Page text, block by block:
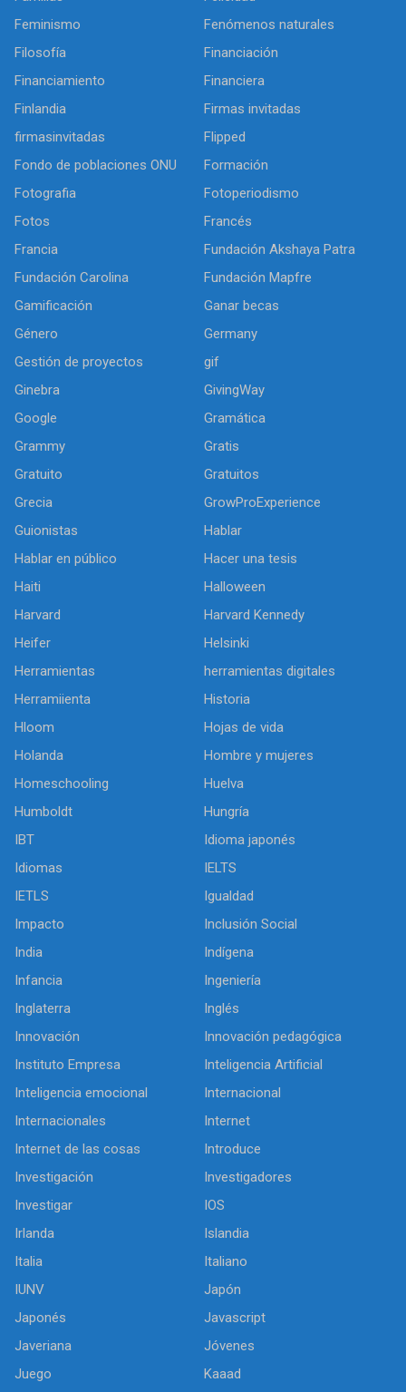
Feminismo
Fenómenos naturales
Filosofía
Financiación
Financiamiento
Financiera
Finlandia
Firmas invitadas
firmasinvitadas
Flipped
Fondo de poblaciones ONU
Formación
Fotografia
Fotoperiodismo
Fotos
Francés
Francia
Fundación Akshaya Patra
Fundación Carolina
Fundación Mapfre
Gamificación
Ganar becas
Género
Germany
Gestión de proyectos
gif
Ginebra
GivingWay
Google
Gramática
Grammy
Gratis
Gratuito
Gratuitos
Grecia
GrowProExperience
Guionistas
Hablar
Hablar en público
Hacer una tesis
Haiti
Halloween
Harvard
Harvard Kennedy
Heifer
Helsinki
Herramientas
herramientas digitales
Herramiienta
Historia
Hloom
Hojas de vida
Holanda
Hombre y mujeres
Homeschooling
Huelva
Humboldt
Hungría
IBT
Idioma japonés
Idiomas
IELTS
IETLS
Igualdad
Impacto
Inclusión Social
India
Indígena
Infancia
Ingeniería
Inglaterra
Inglés
Innovación
Innovación pedagógica
Instituto Empresa
Inteligencia Artificial
Inteligencia emocional
Internacional
Internacionales
Internet
Internet de las cosas
Introduce
Investigación
Investigadores
Investigar
IOS
Irlanda
Islandia
Italia
Italiano
IUNV
Japón
Japonés
Javascript
Javeriana
Jóvenes
Juego
Kaaad